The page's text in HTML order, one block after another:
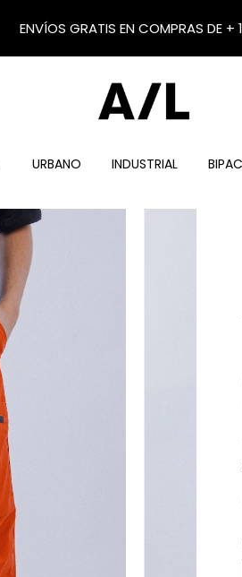
ENVÍOS GRATIS EN COMPRAS DE +
URBANO INDUSTRIAL